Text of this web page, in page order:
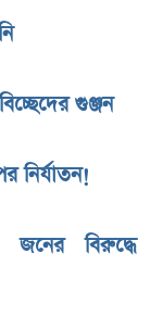
গুঞ্জন
নির্যাতন!
বিরুদ্ধে